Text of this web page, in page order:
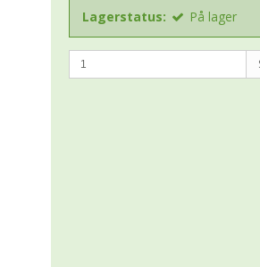
Lagerstatus: På lager